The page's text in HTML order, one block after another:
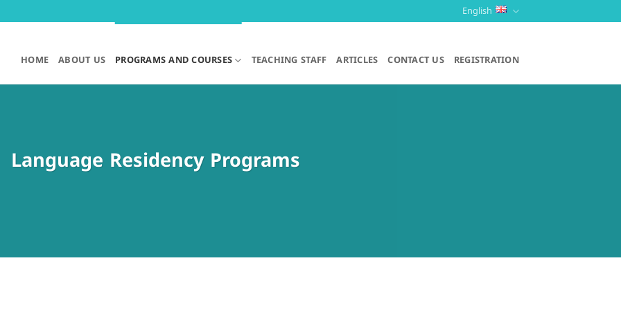
English
HOME ABOUT US PROGRAMS AND COURSES TEACHING STAFF ARTICLES CONTACT US REGISTRATION
Language Residency Programs